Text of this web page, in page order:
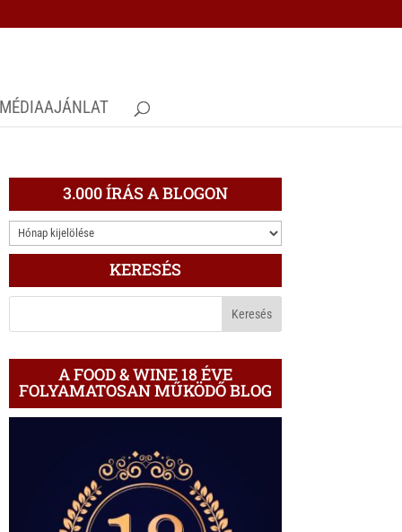
MÉDIAAJÁNLAT
3.000 ÍRÁS A BLOGON
3.000
ÍRÁS
BLOGON
KERESÉS
A FOOD & WINE 18 ÉVE
FOLYAMATOSAN MŰKÖDŐ BLOG